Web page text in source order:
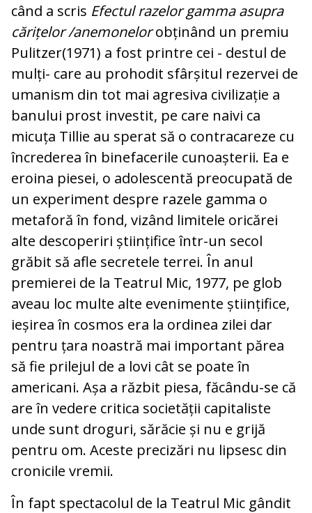
când a scris Efectul razelor gamma asupra
cărițelor /anemonelorobținând un premiu
Pulitzer(1971) a fost printre cei - destul de
mulți- care au prohodit sfârșitul rezervei de
umanism din tot mai agresiva civilizație a
banului prost investit, pe care naivi ca
micuța Tillie au sperat să o contracareze cu
încrederea în binefacerile cunoașterii. Ea e
eroina piesei, o adolescentă preocupată de
un experiment despre razele gamma o
metaforă în fond, vizând limitele oricărei
alte descoperiri științifice într-un secol
grăbit să afle secretele terrei. În anul
premierei de la Teatrul Mic, 1977, pe glob
aveau loc multe alte evenimente științifice,
ieșirea în cosmos era la ordinea zilei dar
pentru țara noastră mai important părea
să fie prilejul de a lovi cât se poate în
americani. Așa a răzbit piesa, făcându-se că
are în vedere critica societății capitaliste
unde sunt droguri, sărăcie și nu e grijă
pentru om. Aceste precizări nu lipsesc din
cronicile vremii.
În fapt spectacolul de la Teatrul Mic gândit